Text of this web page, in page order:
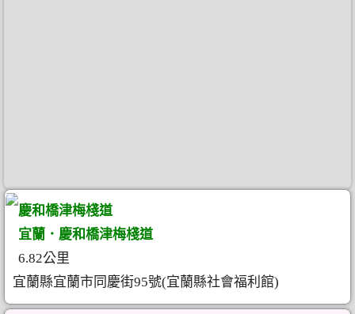
慶和橋津梅棧道
宜蘭．慶和橋津梅棧道
6.82公里
宜蘭縣宜蘭市同慶街95號(宜蘭縣社會福利館)